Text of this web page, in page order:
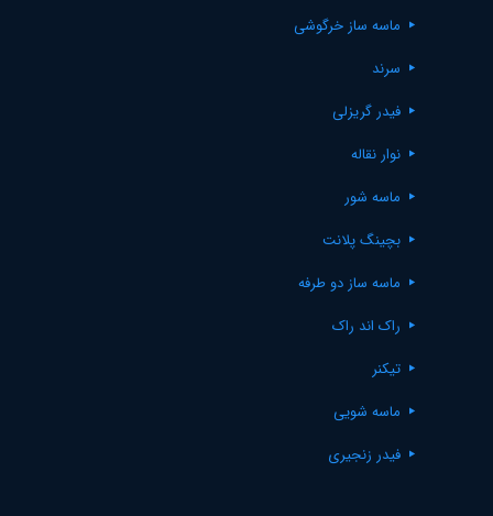
ماسه ساز خرگوشی
سرند
فیدر گریزلی
نوار نقاله
ماسه شور
بچینگ پلانت
ماسه ساز دو طرفه
راک اند راک
تیکنر
ماسه شویی
فیدر زنجیری